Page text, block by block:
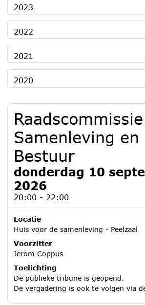
2023
2022
2021
2020
Raadscommissie
Samenleving en
Bestuur
donderdag 10
2026
20:00 - 22:00
Locatie
Huis voor de samenleving - Peelzaal
Voorzitter
Jerom Coppus
Toelichting
De publieke tribune is geopend.
De vergadering is ook te volgen via